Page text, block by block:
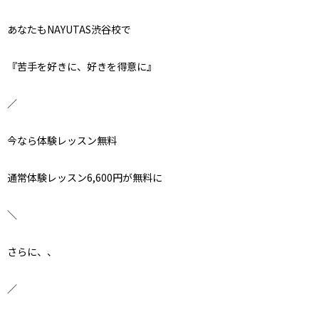
あなたもNAYUTAS渋谷校で
『苦手を好きに、好きを得意に』
／
今なら体験レッスン無料
通常体験レッスン6,600円が無料に
＼
さらに、、
／